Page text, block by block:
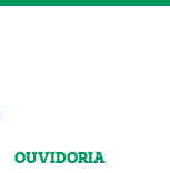
OUVIDORIA